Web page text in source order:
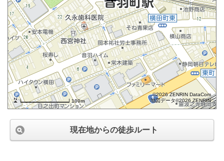
100m
©2026 ZENRIN DataCom
地図データ©2026 ZENRIN
現在地からの徒歩ルート